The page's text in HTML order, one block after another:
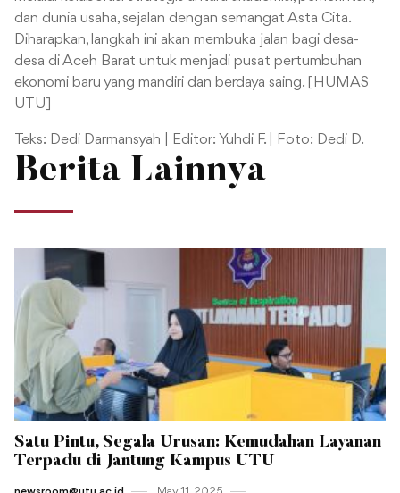
dan dunia usaha, sejalan dengan semangat Asta Cita.
Diharapkan, langkah ini akan membuka jalan bagi desa-
desa di Aceh Barat untuk menjadi pusat pertumbuhan
ekonomi baru yang mandiri dan berdaya saing. [HUMAS
UTU]
Teks: Dedi Darmansyah | Editor: Yuhdi F. | Foto: Dedi D.
Berita Lainnya
Satu Pintu, Segala Urusan: Kemudahan Layanan
Terpadu di Jantung Kampus UTU